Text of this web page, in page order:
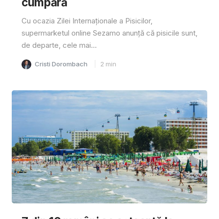
Cu ocazia Zilei Internaționale a Pisicilor,
supermarketul online Sezamo anunță că pisicile sunt,
de departe, cele mai...
Cristi Dorombach 2 min